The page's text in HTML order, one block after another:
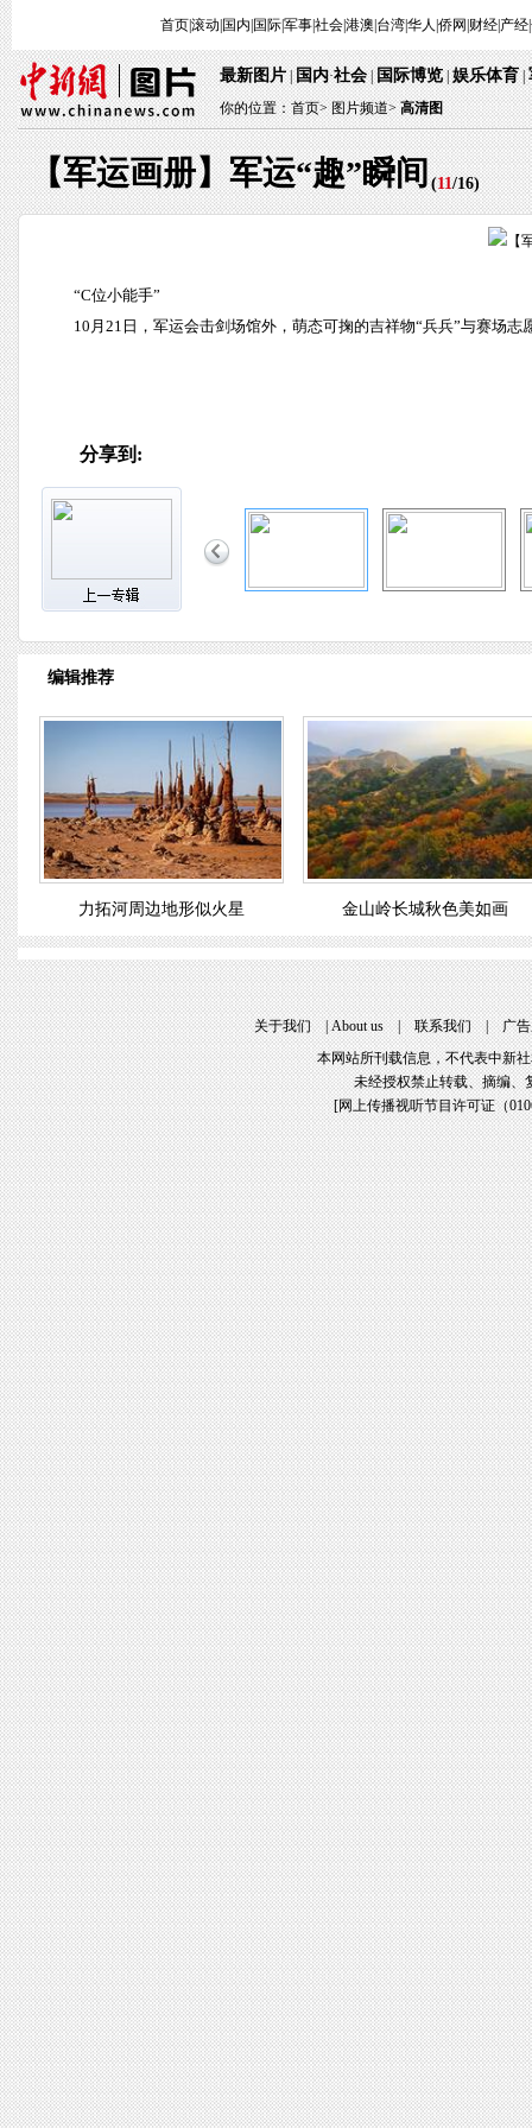
首页|滚动 国内 国际|军事|社会|港澳 台湾|华人 侨网 财经| 产经|
最新图片|国内·社会|国际博览|娱乐体育 |
你的位置：首页>图片频道> 高清图
【军运画册】军运“趣”瞬间(11/16)
“C位小能手”
10月21日，军运会击剑场馆外，萌态可掬的吉祥物“兵兵”与赛场志
分享到:
编辑推荐
力拓河周边地形似火星 金山岭长城秋色美如画
关于我们|About us|联系我们|广
本网站所刊载信息，不代表中新
未经授权禁止转载、摘编、
[网上传播视听节目许可证（